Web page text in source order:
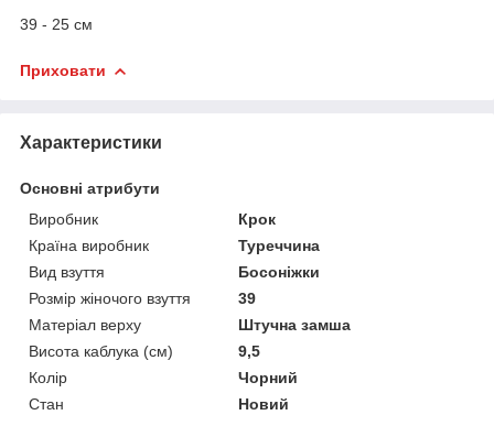
39 - 25 см
Приховати
Характеристики
Основні атрибути
Виробник
Крок
Країна виробник
Туреччина
Вид взуття
Босоніжки
Розмір жіночого взуття
39
Матеріал верху
Штучна замша
Висота каблука (см)
9,5
Колір
Чорний
Стан
Новий